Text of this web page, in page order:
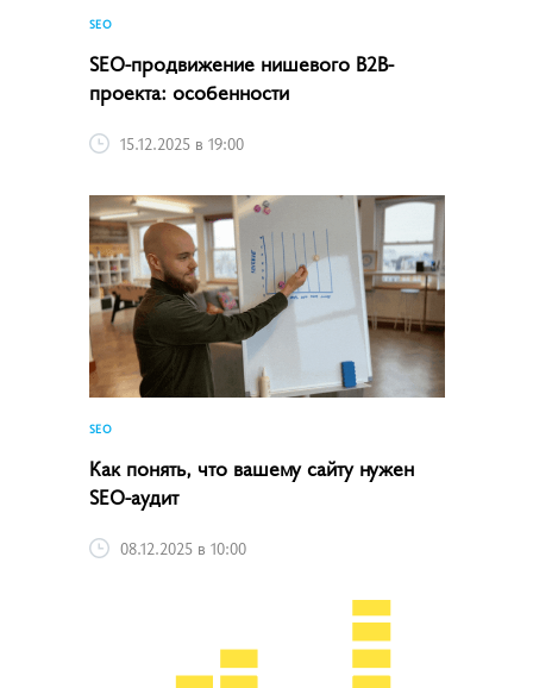
SEO
SEO-продвижение нишевого B2B-
проекта: особенности
15.12.2025 в 19:00
SEO
Как понять, что вашему сайту нужен
SEO-аудит
08.12.2025 в 10:00